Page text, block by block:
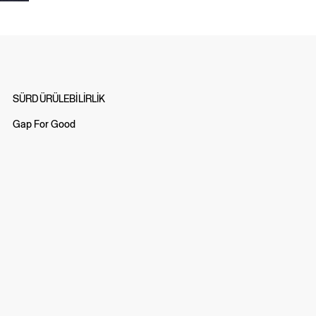
SÜRDÜRÜLEBİLİRLİK
Gap For Good